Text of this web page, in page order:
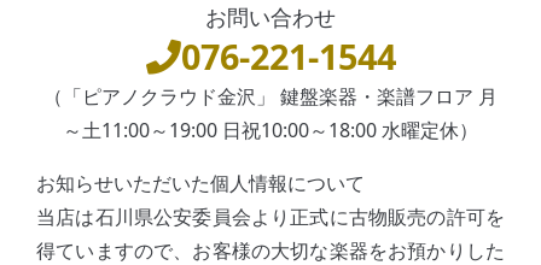
お問い合わせ
076-221-1544
（「ピアノクラウド金沢」 鍵盤楽器・楽譜フロア 月
～土11:00～19:00 日祝10:00～18:00 水曜定休）
お知らせいただいた個人情報について
当店は石川県公安委員会より正式に古物販売の許可を
得ていますので、お客様の大切な楽器をお預かりした